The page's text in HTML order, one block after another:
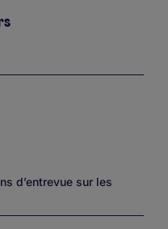
d’entrevue sur les